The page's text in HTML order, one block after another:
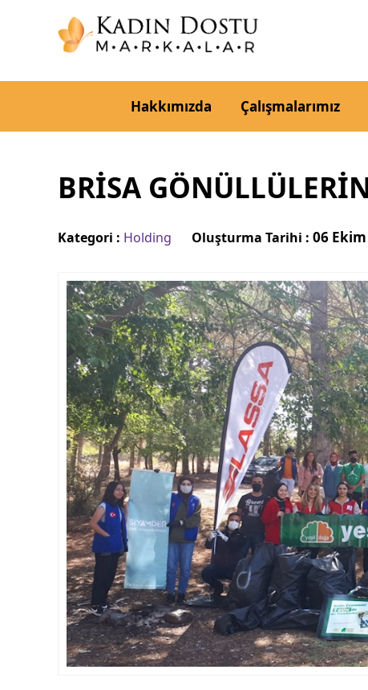
Hakkımızda Çalışmalarımız
BRİSA
Kategori : Holding Oluşturma Tarihi : 06